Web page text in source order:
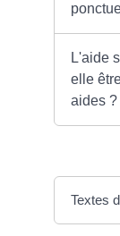
L'aide
elle
aides ?
Textes